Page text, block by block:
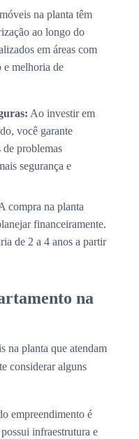
na planta têm
ao longo do
em áreas com
e melhoria de
Ao investir em
você garante
de problemas
segurança e
compra na planta
financeiramente.
de 2 a 4 anos a partir
na
na planta que atendam
considerar alguns
empreendimento é
infraestrutura e